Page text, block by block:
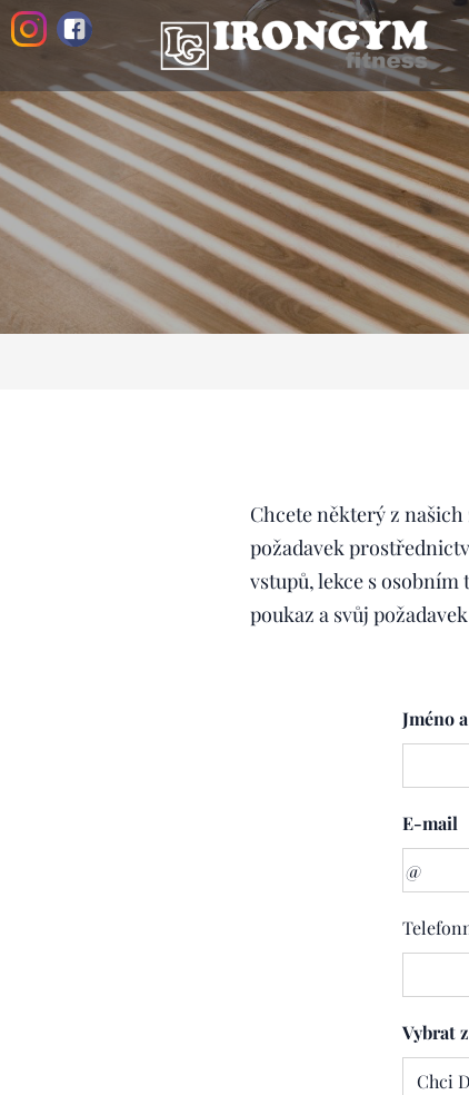
Chcete některý z
požadavek
vstupů, lekce s
poukaz a svůj
Jméno
E-mail
Vybrat